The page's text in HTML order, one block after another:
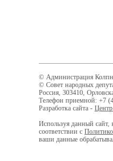
© Администрация
© Совет народных
Россия, 303410,
Телефон приемной: +7
Разработка сайта - Центр
Используя данный сайт,
соответствии с
ваши данные